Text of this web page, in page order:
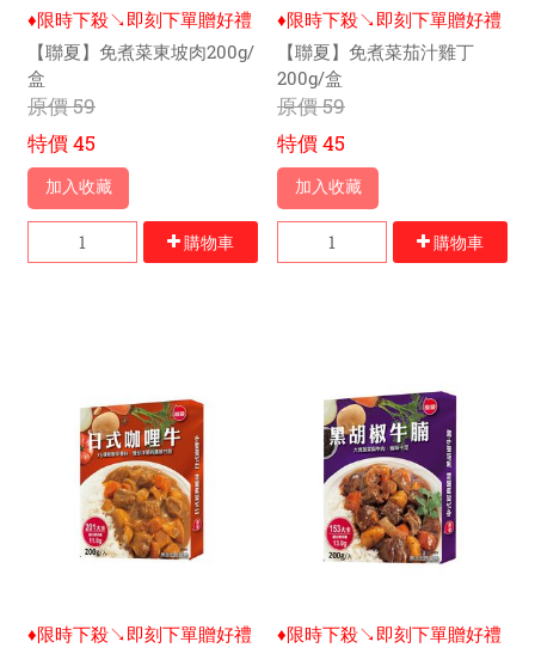
♦限時下殺↘即刻下單贈好禮
【聯夏】免煮菜東坡肉200g/
盒
原價59
特價45
加入收藏
購物車
♦限時下殺↘即刻下單贈好禮
【聯夏】免煮菜茄汁雞丁
200g/盒
原價59
特價45
加入收藏
購物車
♦限時下殺↘即刻下單贈好禮
♦限時下殺↘即刻下單贈好禮